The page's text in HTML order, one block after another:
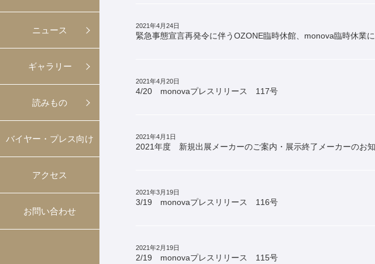
ニュース
ギャラリー
読みもの
バイヤー・プレス向け
アクセス
お問い合わせ
2021年4月24日
緊急事態宣言再発令に伴うOZONE臨時休館、monova臨時休業
2021年4月20日
4/20 monovaプレスリリース 117号
2021年4月1日
2021年度 新規出展メーカーのご案内・展示終了メーカーのお
2021年3月19日
3/19 monovaプレスリリース 116号
2021年2月19日
2/19 monovaプレスリリース 115号